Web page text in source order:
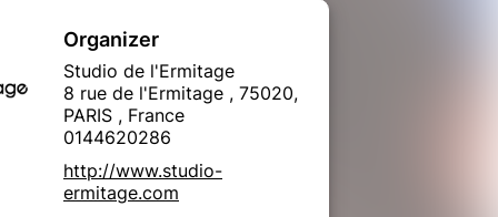
Organizer
Studio de l'Ermitage
8 rue de l'Ermitage , 75020,
PARIS , France
0144620286
http://www.studio-
ermitage.com